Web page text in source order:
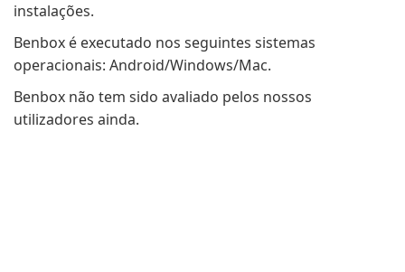
instalações.
Benbox é executado nos seguintes sistemas
operacionais: Android/Windows/Mac.
Benbox não tem sido avaliado pelos nossos
utilizadores ainda.